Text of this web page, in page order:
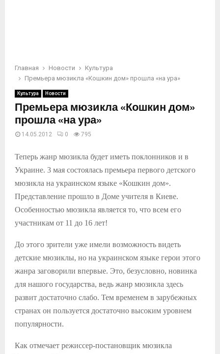
Главная Новости
Культура
Премьера мюзикла «Кошкин дом» прошла «на ура»
Культура Новости
Премьера мюзикла «Кошкин дом»
прошла «на ура»
14.05.2012 0 795
Теперь жанр мюзикла будет иметь поклонников и в
Украине. 3 мая состоялась премьера первого детского
мюзикла на украинском языке «Кошкин дом».
Представление прошло в Доме учителя в Киеве.
Особенностью мюзикла является то, что всем его
участникам от 11 до 16 лет!
До этого зрители уже имели возможность видеть
детские мюзиклы, но на украинском языке герои этого
жанра заговорили впервые. Это, безусловно, новинка
для нашого государства, ведь жанр мюзикла здесь
развит достаточно слабо. Тем временем в зарубежных
странах он пользуется достаточно высоким уровнем
популярности.
Как отмечает режиссер-постановщик мюзикла